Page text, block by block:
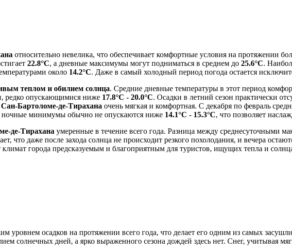
относительно невелика, что обеспечивает комфортные условия на протяжении
22.8°C, а дневные максимумы могут подниматься в среднем до 25.6°C.
около 14.2°C. Даже в самый холодный период погода остается
теплом и обилием солнца. Средние дневные температуры в этот период
редко опускающимися ниже 17.8°C - 20.0°C. Осадки в летний сезон практически
Сан-Бартоломе-де-Тирахана очень мягкая и комфортная. С декабря по февраль
ночные минимумы обычно не опускаются ниже 14.1°C - 15.3°C, что позволяет
де-Тирахана умеренные в течение всего года. Разница между среднесуточными
что даже после захода солнца не происходит резкого похолодания, и вечера
климат города предсказуемым и благоприятным для туристов, ищущих тепла и
уровнем осадков на протяжении всего года, что делает его одним из самых
солнечных дней, а ярко выраженного сезона дождей здесь нет. Снег, учитывая